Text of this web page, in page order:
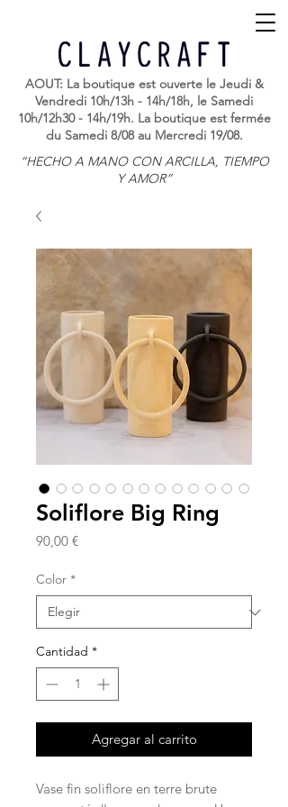
“HECHO A MANO CON ARCILLA, TIEMPO
Y AMOR”
AOUT: La boutique est ouverte le Jeudi &
Vendredi 10h/13h - 14h/18h, le Samedi
10h/12h30 - 14h/19h. La boutique est fermée
du Samedi 8/08 au Mercredi 19/08.
Soliflore Big Ring
90,00 €Precio
Color *
Cantidad *
Agregar al carrito
Vase fin soliflore en terre brute